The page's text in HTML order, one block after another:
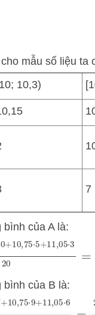
mẫu số liệu ta
10,3)
7
của A là:
45⋅10+10,75
bình của B là:
45⋅7+10,75⋅